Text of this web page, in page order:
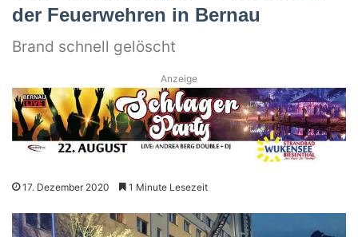
der Feuerwehren in Bernau
Brand schnell gelöscht
Anzeige
17. Dezember 2020 1 Minute Lesezeit